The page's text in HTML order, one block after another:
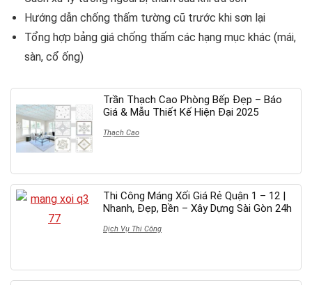
Hướng dẫn chống thấm tường cũ trước khi sơn lại
Tổng hợp bảng giá chống thấm các hạng mục khác (mái,
sàn, cổ ống)
Trần Thạch Cao Phòng Bếp Đẹp – Báo
Giá & Mẫu Thiết Kế Hiện Đại 2025
Thạch Cao
Thi Công Máng Xối Giá Rẻ Quận 1 – 12 |
Nhanh, Đẹp, Bền – Xây Dựng Sài Gòn 24h
Dịch Vụ Thi Công